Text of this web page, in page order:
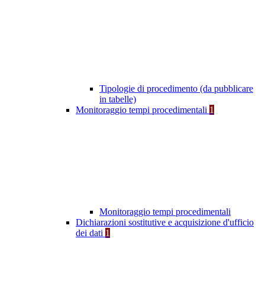
Tipologie di procedimento (da pubblicare
in tabelle)
Monitoraggio tempi procedimentali 1
Monitoraggio tempi procedimentali
Dichiarazioni sostitutive e acquisizione d'ufficio
dei dati 1